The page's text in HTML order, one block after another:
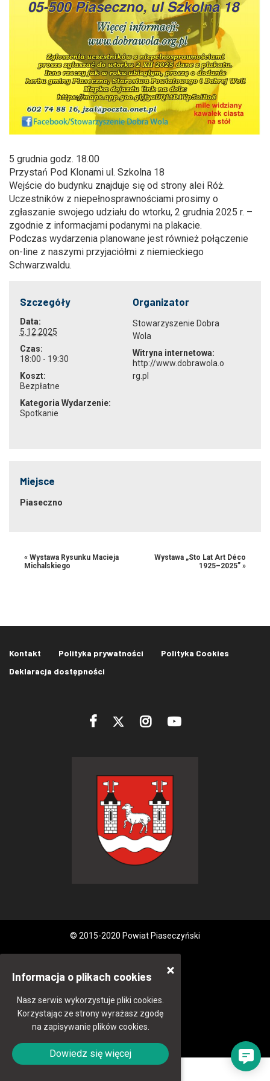
5 grudnia godz. 18.00
Przystań Pod Klonami ul. Szkolna 18
Wejście do budynku znajduje się od strony alei Róż.
Uczestników z niepełnosprawnościami prosimy o
zgłaszanie swojego udziału do wtorku, 2 grudnia 2025 r. –
zgodnie z informacjami podanymi na plakacie.
Podczas wydarzenia planowane jest również połączenie
on-line z naszymi przyjaciółmi z niemieckiego
Schwarzwaldu.
Szczegóły
Data:
5.12.2025
Czas:
18:00 - 19:30
Koszt:
Bezpłatne
Kategoria Wydarzenie:
Spotkanie
Organizator
Stowarzyszenie Dobra
Wola
Witryna internetowa:
http://www.dobrawola.o
rg.pl
Miejsce
Piaseczno
« Wystawa Rysunku Macieja
Michalskiego
Wystawa „Sto Lat Art Déco
1925–2025” »
Kontakt Polityka prywatności
Polityka Cookies
Deklaracja dostępności
© 2015-2020 Powiat Piaseczyński
Informacja o plikach cookies
Nasz serwis wykorzystuje pliki cookies.
Korzystając ze strony wyrażasz zgodę
na zapisywanie plików cookies.
Dowiedz się więcej